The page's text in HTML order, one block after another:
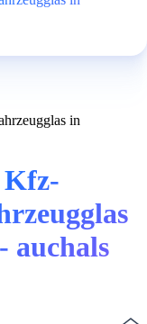
in
auchals